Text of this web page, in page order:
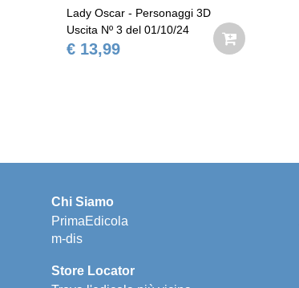
Lady Oscar - Personaggi 3D
Uscita Nº 3 del 01/10/24
€ 13,99
Chi Siamo
PrimaEdicola
m-dis
Store Locator